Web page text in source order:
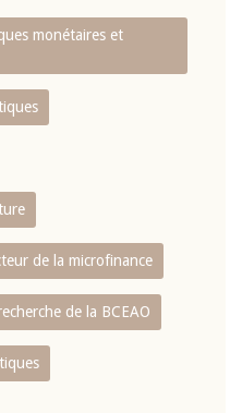
monétaires et
de la microfinance
de la BCEAO